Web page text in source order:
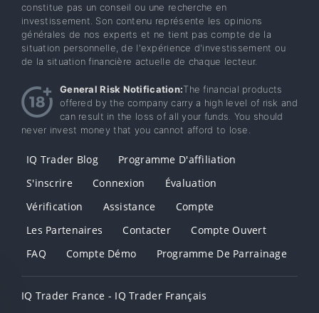
constitue pas un conseil ou une recherche en
investissement. Son contenu représente les opinions
générales de nos experts et ne tient pas compte de la
situation personnelle, de l'expérience d'investissement ou
de la situation financière actuelle de chaque lecteur.
General Risk Notification:The financial products
offered by the company carry a high level of risk and
can result in the loss of all your funds. You should
never invest money that you cannot afford to lose.
IQ Trader Blog
Programme D'affiliation
S'inscrire
Connexion
Évaluation
Vérification
Assistance
Compte
Les Partenaires
Contacter
Compte Ouvert
FAQ
Compte Démo Programme De Parrainage
IQ Trader France - IQ Trader Français